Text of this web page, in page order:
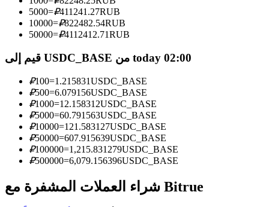
كن متداول نسخ
استمتع بتقاسم الأرباح وعمولات نسخ التداول
5000=₽411241.27RUB
10000=₽822482.54RUB
50000=₽4112412.71RUB
قيم إلى USDC_BASE من today 02:00
₽100=1.215831USDC_BASE
₽500=6.079156USDC_BASE
₽1000=12.158312USDC_BASE
₽5000=60.791563USDC_BASE
₽10000=121.583127USDC_BASE
₽50000=607.915639USDC_BASE
₽100000=1,215.831279USDC_BASE
₽500000=6,079.156396USDC_BASE
شراء العملات المشفرة مع Bitrue